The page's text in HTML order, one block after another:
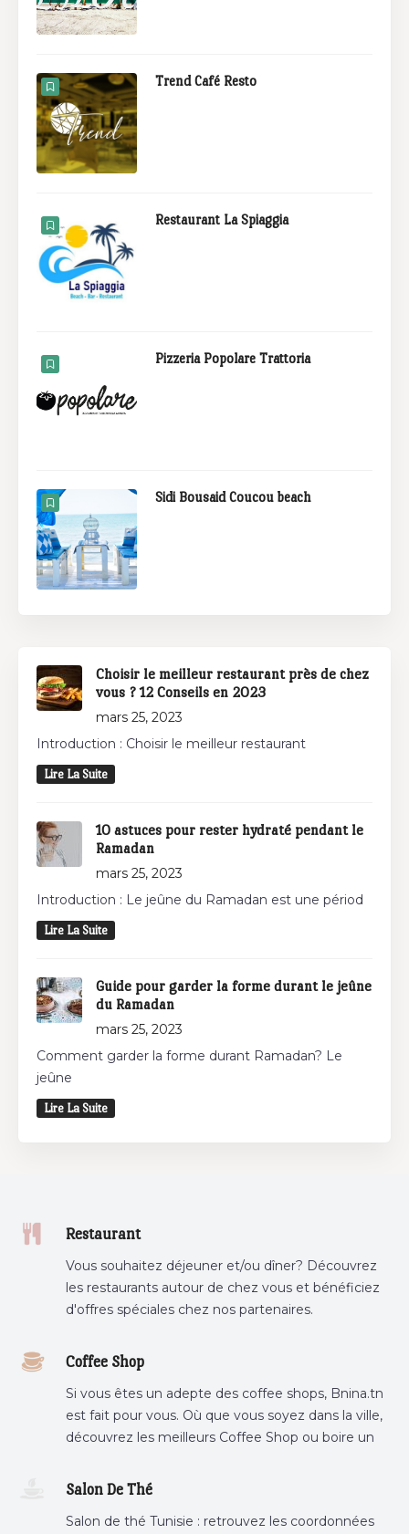
Trend Café Resto
Restaurant La Spiaggia
Pizzeria Popolare Trattoria
Sidi Bousaid Coucou beach
Choisir le meilleur restaurant près de chez
vous ? 12 Conseils en 2023
mars 25, 2023
Introduction : Choisir le meilleur restaurant
Lire La Suite
10 astuces pour rester hydraté pendant le
Ramadan
mars 25, 2023
Introduction : Le jeûne du Ramadan est une périod
Lire La Suite
Guide pour garder la forme durant le jeûne
du Ramadan
mars 25, 2023
Comment garder la forme durant Ramadan? Le
jeûne
Lire La Suite
Restaurant
Vous souhaitez déjeuner et/ou dîner? Découvrez
les restaurants autour de chez vous et bénéficiez
d'offres spéciales chez nos partenaires.
Coffee Shop
Si vous êtes un adepte des coffee shops, Bnina.tn
est fait pour vous. Où que vous soyez dans la ville,
découvrez les meilleurs Coffee Shop ou boire un
Salon De Thé
Salon de thé Tunisie : retrouvez les coordonnées